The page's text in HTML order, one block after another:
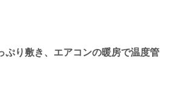
ぷり敷き、エアコンの暖房で温度管